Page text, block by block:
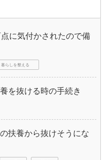
に気付かされたので備
暮らしを整える
を抜ける時の手続き
扶養から抜けそうにな